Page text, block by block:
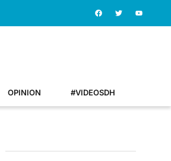
OPINION #VIDEOSDH